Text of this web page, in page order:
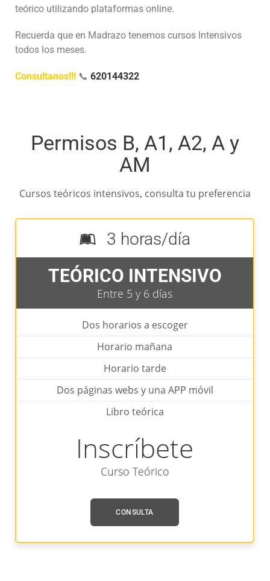
teórico utilizando plataformas online.
Recuerda que en Madrazo tenemos cursos Intensivos
todos los meses.
Consultanos!!! 📞 620144322
Permisos B, A1, A2, A y
AM
Cursos teóricos intensivos, consulta tu preferencia
3 horas/día
TEÓRICO INTENSIVO
Entre 5 y 6 días
Dos horarios a escoger
Horario mañana
Horario tarde
Dos páginas webs y una APP móvil
Libro teórica
Inscríbete
Curso Teórico
CONSULTA